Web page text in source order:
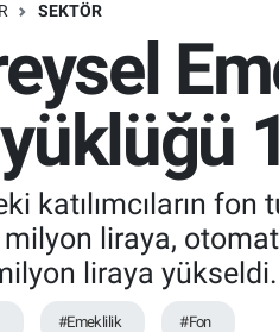
SEKTÖR
katılımcıların
milyon liraya,
liraya yükseldi.
#Emeklilik #Fon
ve Fikstür